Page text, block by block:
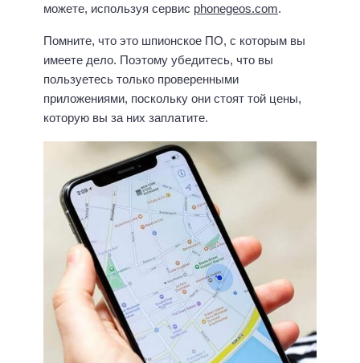
можете, используя сервис phonegeos.com.
Помните, что это шпионское ПО, с которым вы
имеете дело. Поэтому убедитесь, что вы
пользуетесь только проверенными
приложениями, поскольку они стоят той цены,
которую вы за них заплатите.